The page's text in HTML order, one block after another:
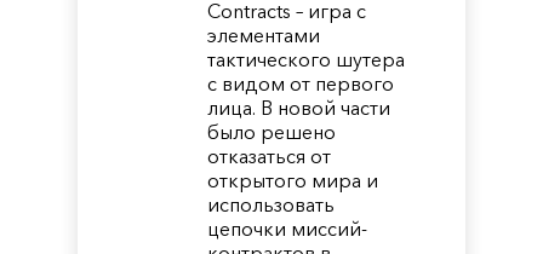
Contracts – игра с
элементами
тактического шутера
с видом от первого
лица. В новой части
было решено
отказаться от
открытого мира и
использовать
цепочки миссий-